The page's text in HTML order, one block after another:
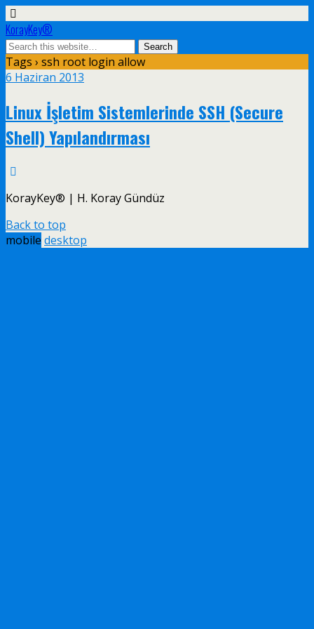
KorayKey®
Tags › ssh root login allow
6 Haziran 2013
Linux İşletim Sistemlerinde SSH (Secure
Shell) Yapılandırması
KorayKey® | H. Koray Gündüz
Back to top
mobile desktop